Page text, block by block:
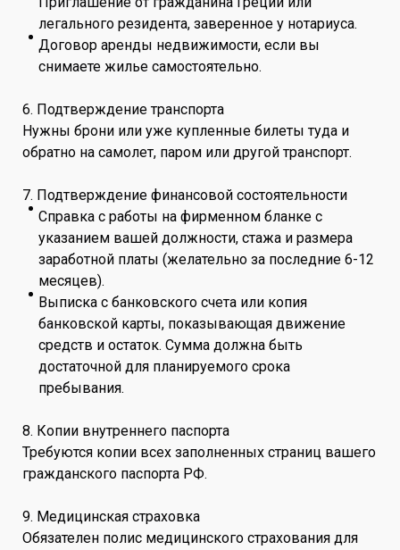
легального резидента, заверенное у нотариуса.
Договор аренды недвижимости, если вы
снимаете жилье самостоятельно.
6. Подтверждение транспорта
Нужны брони или уже купленные билеты туда и
обратно на самолет, паром или другой транспорт.
7. Подтверждение финансовой состоятельности
Справка с работы на фирменном бланке с
указанием вашей должности, стажа и размера
заработной платы (желательно за последние 6-12
месяцев).
Выписка с банковского счета или копия
банковской карты, показывающая движение
средств и остаток. Сумма должна быть
достаточной для планируемого срока
пребывания.
8. Копии внутреннего паспорта
Требуются копии всех заполненных страниц вашего
гражданского паспорта РФ.
9. Медицинская страховка
Обязателен полис медицинского страхования для